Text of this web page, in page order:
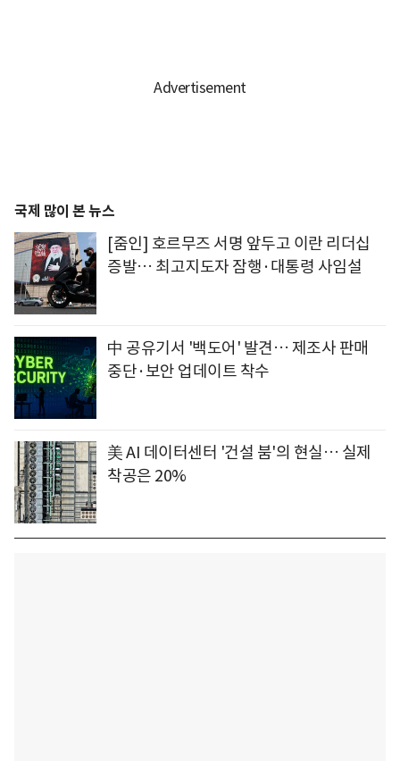
국제 많이 본 뉴스
[줌인] 호르무즈 서명 앞두고 이란 리더십
증발… 최고지도자 잠행·대통령 사임설
中 공유기서 '백도어' 발견… 제조사 판매
중단·보안 업데이트 착수
美 AI 데이터센터 '건설 붐'의 현실… 실제
착공은 20%